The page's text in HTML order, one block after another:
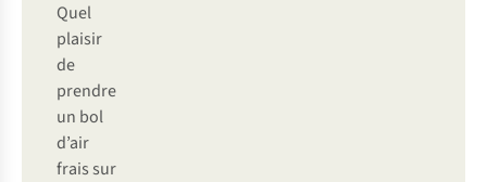
Quel
plaisir
de
prendre
un bol
d’air
frais sur